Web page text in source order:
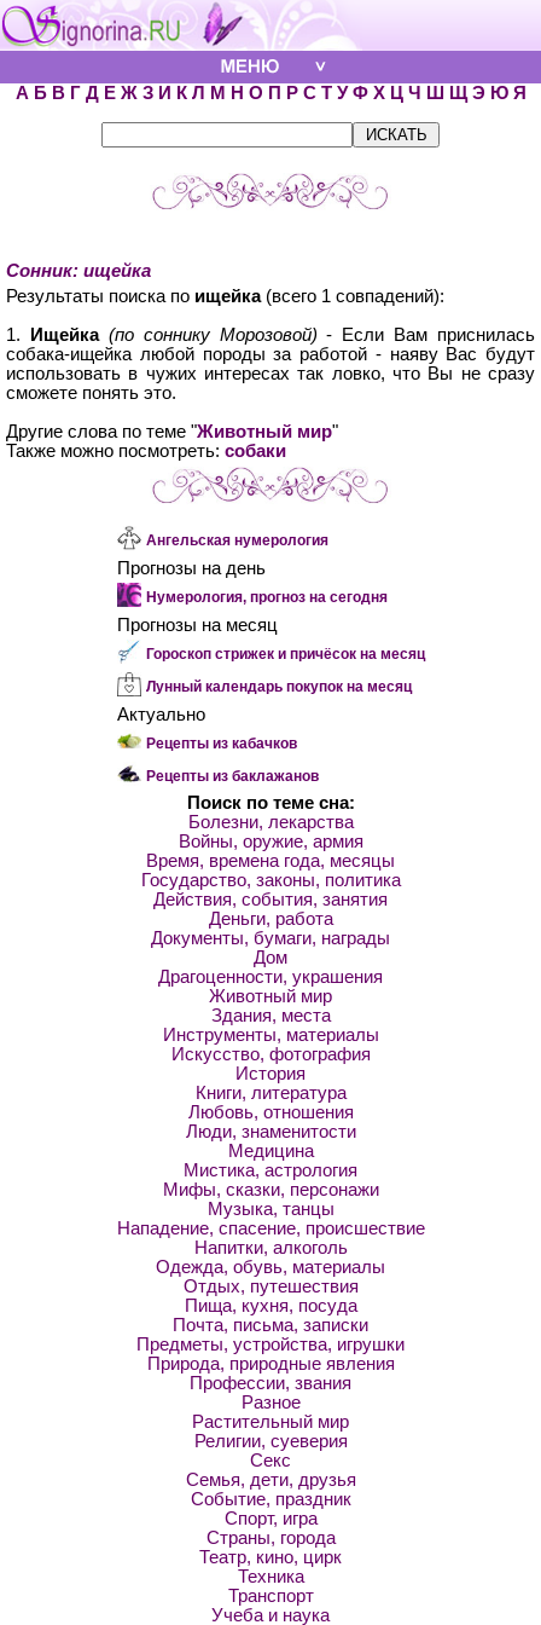
А Б В Г Д Е Ж З И К Л М Н О П Р С Т У Ф Х Ц Ч Ш Щ Э Ю Я
Сонник: ищейка
Результаты поиска по ищейка(всего 1 совпадений):
1.
Ищейка (по соннику Морозовой) - Если Вам приснилась
собака-ищейка любой породы за работой - наяву Вас будут
использовать в чужих интересах так ловко, что Вы не сразу
сможете понять это.
Другие слова по теме "Животный мир"
Также можно посмотреть: собаки
Ангельская нумерология
Прогнозы на день
Нумерология, прогноз на сегодня
Прогнозы на месяц
Гороскоп стрижек и причёсок на месяц
Лунный календарь покупок на месяц
Актуально
Рецепты из кабачков
Рецепты из баклажанов
Поиск по теме сна:
Болезни, лекарства
Войны, оружие, армия
Время, времена года, месяцы
Государство, законы, политика
Действия, события, занятия
Деньги, работа
Документы, бумаги, награды
Дом
Драгоценности, украшения
Животный мир
Здания, места
Инструменты, материалы
Искусство, фотография
История
Книги, литература
Любовь, отношения
Люди, знаменитости
Медицина
Мистика, астрология
Мифы, сказки, персонажи
Музыка, танцы
Нападение, спасение, происшествие
Напитки, алкоголь
Одежда, обувь, материалы
Отдых, путешествия
Пища, кухня, посуда
Почта, письма, записки
Предметы, устройства, игрушки
Природа, природные явления
Профессии, звания
Разное
Растительный мир
Религии, суеверия
Секс
Семья, дети, друзья
Событие, праздник
Спорт, игра
Страны, города
Театр, кино, цирк
Техника
Транспорт
Учеба и наука